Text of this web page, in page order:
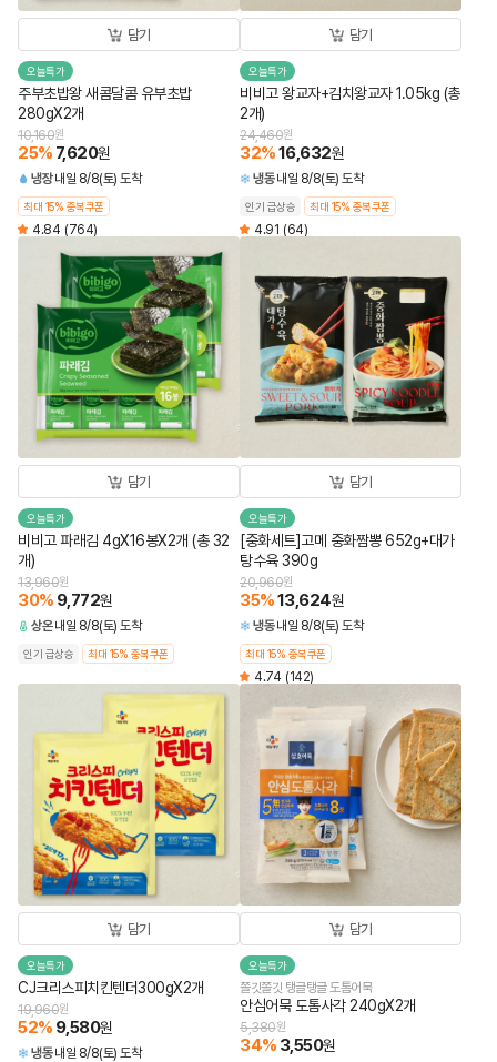
담기
오늘특가
주부초밥왕 새콤달콤 유부초밥
280gX2개
10,160원
25% 7,620원
냉장 내일 8/8(토) 도착
최대 15% 중복쿠폰
4.84 (764)
담기
오늘특가
비비고 왕교자+김치왕교자 1.05kg (총
2개)
24,460원
32%16,632원
냉동 내일 8/8(토) 도착
인기 급상승 최대 15% 중복쿠폰
4.91 (64)
담기
오늘특가
비비고 파래김 4gX16봉X2개 (총 32
개)
13,960원
30% 9,772원
상온 내일 8/8(토) 도착
인기 급상승 최대 15% 중복쿠폰
담기
오늘특가
[중화세트]고메 중화짬뽕 652g+대가
탕수육 390g
20,960원
35%13,624원
냉동 내일 8/8(토) 도착
최대 15% 중복쿠폰
4.74 (142)
담기
오늘특가
CJ크리스피치킨텐더300gX2개
19,960원
52% 9,580원
냉동 내일 8/8(토) 도착
담기
오늘특가
쫄깃쫄깃 탱글탱글 도톰어묵
안심어묵 도톰사각 240gX2개
5,380원
34% 3,550원